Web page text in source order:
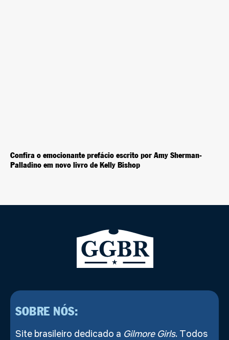
Confira o emocionante prefácio escrito por Amy Sherman-
Palladino em novo livro de Kelly Bishop
SOBRE NÓS:
Site brasileiro dedicado a Gilmore Girls. Todos